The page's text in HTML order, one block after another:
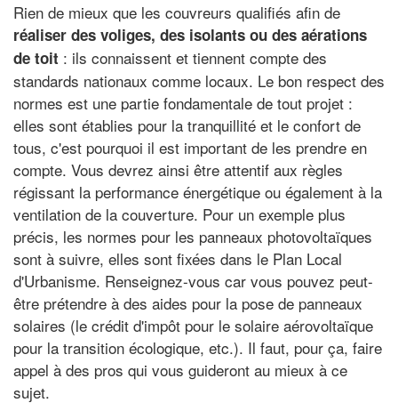
Rien de mieux que les couvreurs qualifiés afin de
réaliser des voliges, des isolants ou des aérations
de toit : ils connaissent et tiennent compte des
standards nationaux comme locaux. Le bon respect des
normes est une partie fondamentale de tout projet :
elles sont établies pour la tranquillité et le confort de
tous, c'est pourquoi il est important de les prendre en
compte. Vous devrez ainsi être attentif aux règles
régissant la performance énergétique ou également à la
ventilation de la couverture. Pour un exemple plus
précis, les normes pour les panneaux photovoltaïques
sont à suivre, elles sont fixées dans le Plan Local
d'Urbanisme. Renseignez-vous car vous pouvez peut-
être prétendre à des aides pour la pose de panneaux
solaires (le crédit d'impôt pour le solaire aérovoltaïque
pour la transition écologique, etc.). Il faut, pour ça, faire
appel à des pros qui vous guideront au mieux à ce
sujet.